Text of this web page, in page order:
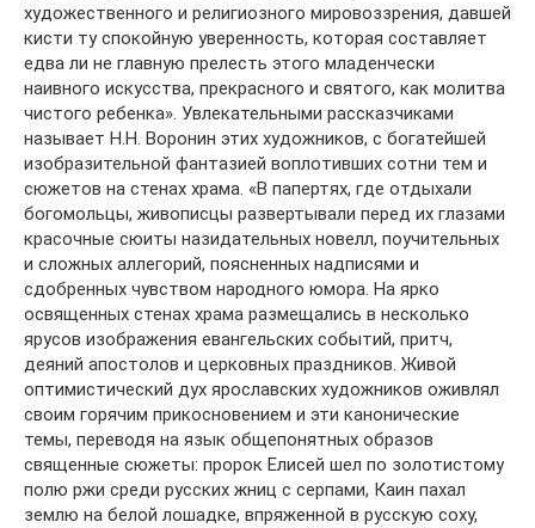
художественного и религиозного мировоззрения, давшей
кисти ту спокойную уверенность, которая составляет
едва ли не главную прелесть этого младенчески
наивного искусства, прекрасного и святого, как молитва
чистого ребенка». Увлекательными рассказчиками
называет Н.Н. Воронин этих художников, с богатейшей
изобразительной фантазией воплотивших сотни тем и
сюжетов на стенах храма. «В папертях, где отдыхали
богомольцы, живописцы развертывали перед их глазами
красочные сюиты назидательных новелл, поучительных
и сложных аллегорий, поясненных надписями и
сдобренных чувством народного юмора. На ярко
освященных стенах храма размещались в несколько
ярусов изображения евангельских событий, притч,
деяний апостолов и церковных праздников. Живой
оптимистический дух ярославских художников оживлял
своим горячим прикосновением и эти канонические
темы, переводя на язык общепонятных образов
священные сюжеты: пророк Елисей шел по золотистому
полю ржи среди русских жниц с серпами, Каин пахал
землю на белой лошадке, впряженной в русскую соху,